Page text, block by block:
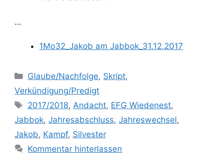
…
1Mo32_Jakob am Jabbok_31.12.2017
Kategorien
Glaube/Nachfolge, Skript,
Verkündigung/Predigt
Schlagwörter
2017/2018,Andacht, EFG Wiedenest,
Jabbok, Jahresabschluss, Jahreswechsel,
Jakob, Kampf, Silvester
Kommentar hinterlassen